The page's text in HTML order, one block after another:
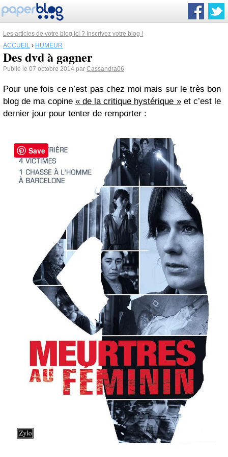
Les articles de votre blog ici ? Inscrivez votre blog !
ACCUEIL › HUMEUR
Des dvd à gagner
Publié le 07 octobre 2014 par Cassandra06
Pour une fois ce n’est pas chez moi mais sur le très bon
blog de ma copine « de la critique hystérique »et c’est le
dernier jour pour tenter de remporter :
Save